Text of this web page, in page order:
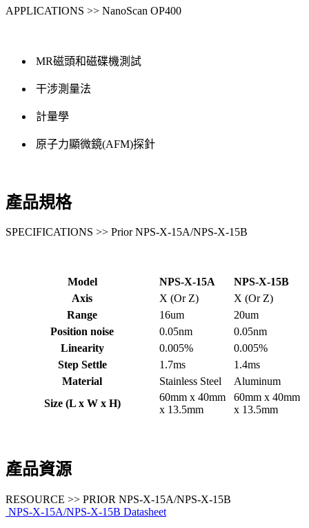
APPLICATIONS >> NanoScan OP400
MR磁頭和磁碟機測試
干涉測量法
計量學
原子力顯微鏡(AFM)探針
產品規格
SPECIFICATIONS >> Prior NPS-X-15A/NPS-X-15B
Model NPS-X-15A
NPS-X-15B
Axis
X (Or Z)
X (Or Z)
Range
16um
20um
Position noise
0.05nm
0.05nm
Linearity
0.005%
0.005%
Step Settle
1.7ms
1.4ms
Material
Stainless Steel
Aluminum
Size (L x W x H)
60mm x 40mm
x 13.5mm
60mm x 40mm
x 13.5mm
產品資源
RESOURCE >> PRIOR NPS-X-15A/NPS-X-15B
NPS-X-15A/NPS-X-15B Datasheet